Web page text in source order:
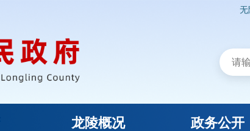
无
龙陵概况 政务公开